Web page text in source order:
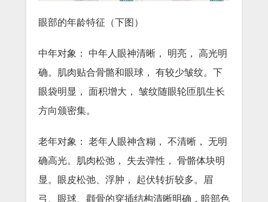
眼部的年龄特征（下图）
中年对象： 中年人眼神清晰， 明亮， 高光明
确。肌肉贴合骨骼和眼球， 有较少皱纹。下
眼袋明显， 面积增大， 皱纹随眼轮匝肌生长
方向颁密集。
老年对象： 老年人眼神含糊， 不清晰， 无明
确高光。肌肉松弛， 失去弹性， 骨骼体块明
显。眼皮松弛、浮肿， 起伏转折较多。眉
弓、眼球、颧骨的穿插结构清晰明确，暗部色